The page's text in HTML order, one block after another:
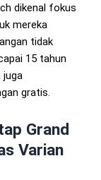
dikenal fokus
mereka
tidak
15 tahun
juga
gratis.
Grand
Varian